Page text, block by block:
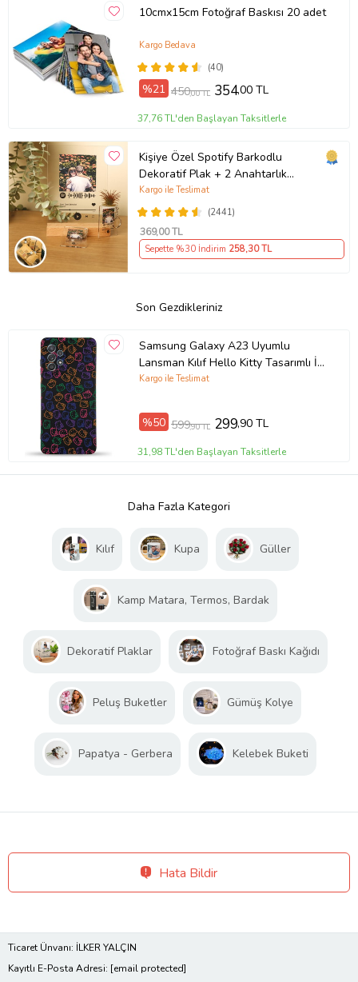
10cmx15cm Fotoğraf Baskısı 20 adet
(40)
Kargo Bedava
%21 450,00 TL 354,00 TL
37,76 TL'den Başlayan Taksitlerle
Kişiye Özel Spotify Barkodlu
Dekoratif Plak + 2 Anahtarlık
Babaya Anneye Sevgiliye Arkadaşa
Hediye
(2441)
Kargo ile Teslimat
369,00 TL
Sepette %30 İndirim 258,30 TL
Son Gezdikleriniz
Samsung Galaxy A23 Uyumlu
Lansman Kılıf Hello Kitty Tasarımlı İçi
Kadife Kapak-Siyah (Şeffaf)
Kargo ile Teslimat
%50 599,90 TL 299,90 TL
31,98 TL'den Başlayan Taksitlerle
Daha Fazla Kategori
Kılıf Kupa Güller
Kamp Matara, Termos, Bardak
Dekoratif Plaklar Fotoğraf Baskı Kağıdı
Peluş Buketler Gümüş Kolye
Papatya - Gerbera Kelebek Buketi
Hata Bildir
Ticaret Ünvanı: İLKER YALÇIN
Kayıtlı E-Posta Adresi: [email protected]